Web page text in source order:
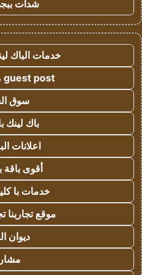
شدات
خدمات الباك
guest post مقال ضيف
سوق
باك لينك
اعلانات
أقوى باقة
خدمات با كلينك
موقع تجاربنا
ديوان